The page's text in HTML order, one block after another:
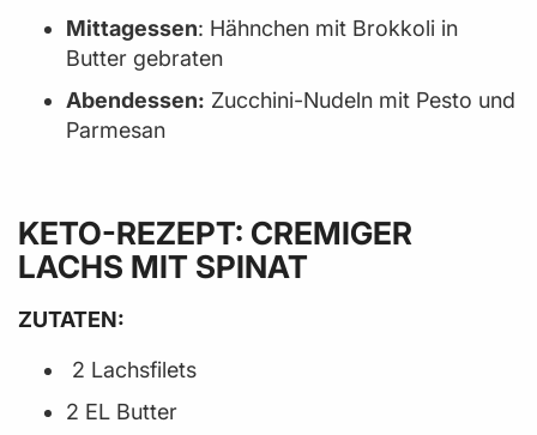
Mittagessen: Hähnchen mit Brokkoli in
Butter gebraten
Abendessen: Zucchini-Nudeln mit Pesto und
Parmesan
KETO-REZEPT: CREMIGER
LACHS MIT SPINAT
ZUTATEN:
2 Lachsfilets
2 EL Butter